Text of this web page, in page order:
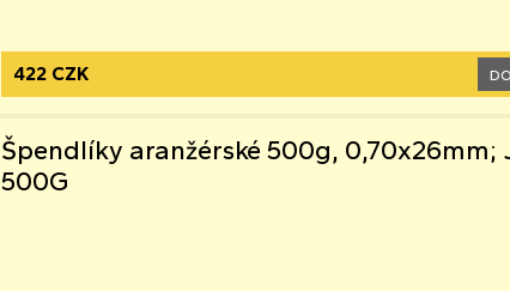
422 CZK
Špendlíky aranžérské 500g, 0,70x26mm;
500G